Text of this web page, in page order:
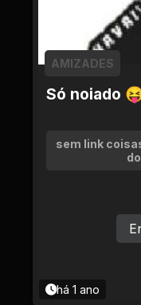
Só noiado
AMIZADES
sem link
há 1 ano